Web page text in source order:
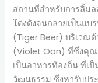
สถานที่สำหรับการลิ้ม
โด่งดังจนกลายเป็นแบ
(Tiger Beer) บริเวณด้
(Violet Oon) ที่ซึ่งคุณ
เป็นอาหารท้องถิ่น ที่เ
วัฒนธรรม ซึ่งหารับปร